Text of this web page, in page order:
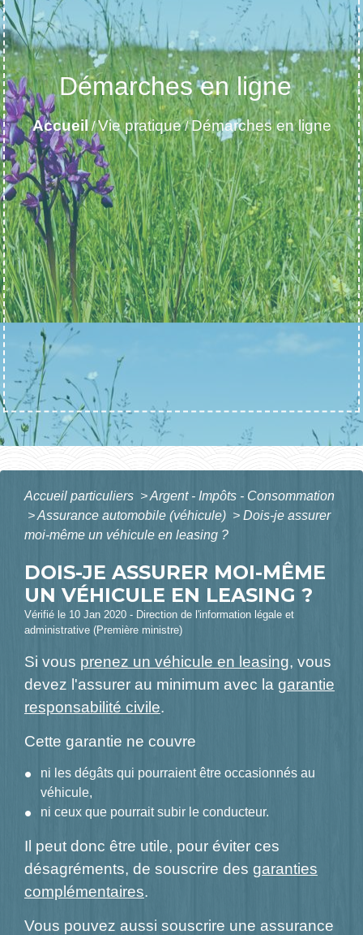
Démarches en ligne
Accueil/Vie pratique/Démarches en ligne
Accueil particuliers >Argent - Impôts - Consommation
>Assurance automobile (véhicule) > Dois-je assurer
moi-même un véhicule en leasing ?
DOIS-JE ASSURER MOI-MÊME
UN VÉHICULE EN LEASING ?
Vérifié le 10 Jan 2020 - Direction de l'information légale et
administrative (Première ministre)
Si vous prenez un véhicule en leasing, vous
devez l'assurer au minimum avec la garantie
responsabilité civile.
Cette garantie ne couvre
ni les dégâts qui pourraient être occasionnés au
véhicule,
ni ceux que pourrait subir le conducteur.
Il peut donc être utile, pour éviter ces
désagréments, de souscrire des garanties
complémentaires.
Vous pouvez aussi souscrire une assurance